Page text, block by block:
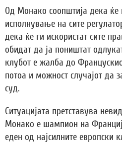
Од Монако соопштија дека ќе
исполнување на сите
дека ќе ги искористат сите
обидат да ја поништат
клубот е жалба до
потоа и можност случајот да
суд.
Ситуацијата претставува
Монако е шампион на
еден од најсилните европски